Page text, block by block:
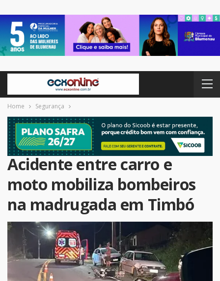
Home Segurança
Acidente entre carro e
moto mobiliza bombeiros
na madrugada em Timbó